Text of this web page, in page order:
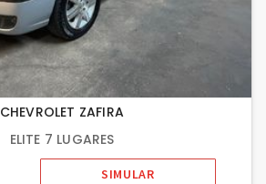
CHEVROLET ZAFIRA
ELITE 7 LUGARES
SIMULAR